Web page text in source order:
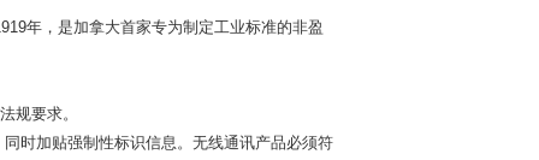
年，是加拿大首家专为制定工业标准的非盈
规要求。
时加贴强制性标识信息。无线通讯产品必须符